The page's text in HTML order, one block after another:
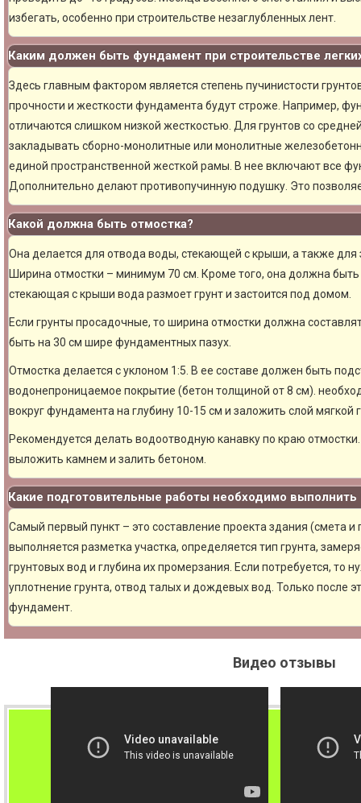
избегать, особенно при строительстве незаглубленных лент.
Каким должен быть фундамент при строительстве
Здесь главным фактором является степень пучинистости
прочности и жесткости фундамента будут строже. Например,
отличаются слишком низкой жесткостью. Для грунтов со
закладывать сборно-монолитные или монолитные
единой пространственной жесткой рамы. В нее включают все
Дополнительно делают противопучинную подушку. Это
Какой должна быть отмостка?
Она делается для отвода воды, стекающей с крыши, а также
Ширина отмостки – минимум 70 см. Кроме того, она должна
стекающая с крыши вода размоет грунт и застоится под домом.
Если грунты просадочные, то ширина отмостки должна
быть на 30 см шире фундаментных пазух.
Отмостка делается с уклоном 1:5. В ее составе должен быть
водонепроницаемое покрытие (бетон толщиной от 8 см).
вокруг фундамента на глубину 10-15 см и заложить слой мягкой
Рекомендуется делать водоотводную канавку по краю
выложить камнем и залить бетоном.
Какие подготовительные работы необходимо
Самый первый пункт – это составление проекта здания (смета
выполняется разметка участка, определяется тип грунта,
грунтовых вод и глубина их промерзания. Если потребуется, то
уплотнение грунта, отвод талых и дождевых вод. Только после
фундамент.
Видео отзывы